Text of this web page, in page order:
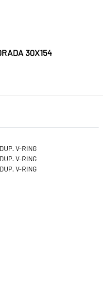
30X154
V-RING
V-RING
V-RING